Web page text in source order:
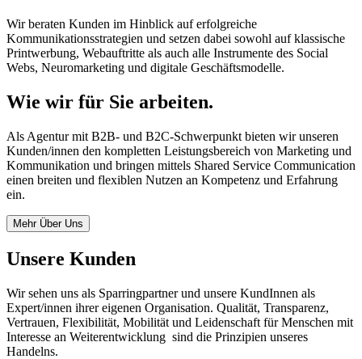
Wir beraten Kunden im Hinblick auf erfolgreiche
Kommunikationsstrategien und setzen dabei sowohl auf klassische
Printwerbung, Webauftritte als auch alle Instrumente des Social
Webs, Neuromarketing und digitale Geschäftsmodelle.
Wie wir für Sie arbeiten.
Als Agentur mit B2B- und B2C-Schwerpunkt bieten wir unseren
Kunden/innen den kompletten Leistungsbereich von Marketing und
Kommunikation und bringen mittels Shared Service Communication
einen breiten und flexiblen Nutzen an Kompetenz und Erfahrung
ein.
Mehr Über Uns
Unsere Kunden
Wir sehen uns als Sparringpartner und unsere KundInnen als
Expert/innen ihrer eigenen Organisation. Qualität, Transparenz,
Vertrauen, Flexibilität, Mobilität und Leidenschaft für Menschen mit
Interesse an Weiterentwicklung sind die Prinzipien unseres
Handelns.